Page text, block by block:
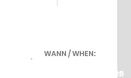
WANN / WHEN:
MI I WED 12.08.2026